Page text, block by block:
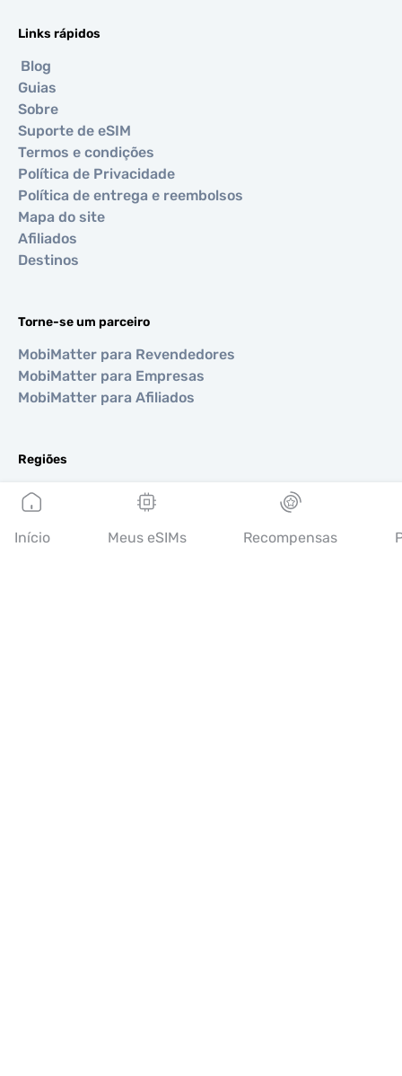
Links rápidos
Blog
Guias
Sobre
Suporte de eSIM
Termos e condições
Política de Privacidade
Política de entrega e reembolsos
Mapa do site
Afiliados
Destinos
Torne-se um parceiro
MobiMatter para Revendedores
MobiMatter para Empresas
MobiMatter para Afiliados
Regiões
eSIM para Europa
eSIM para Ásia
eSIM para Américas
Início Meus eSIMs Recompensas